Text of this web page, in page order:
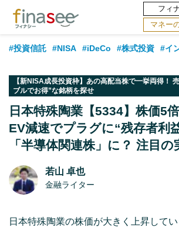
フィ
マネー
#投資信託 #NISA #iDeCo #株式投資 #イ
#積立投資 #トレンド
#フィナンシャル・ウェルビーイング #老後
#データ・調査 #資産運用業界 #海外事情
【新NISA成長投資枠】あの高配当株で一挙両得！
ブルでお得”な銘柄を探せ
日本特殊陶業【5334】株価5
EV減速でプラグに“残存者利
「半導体関連株」に？ 注目の
若山 卓也
金融ライター
日本特殊陶業の株価が大きく上昇して